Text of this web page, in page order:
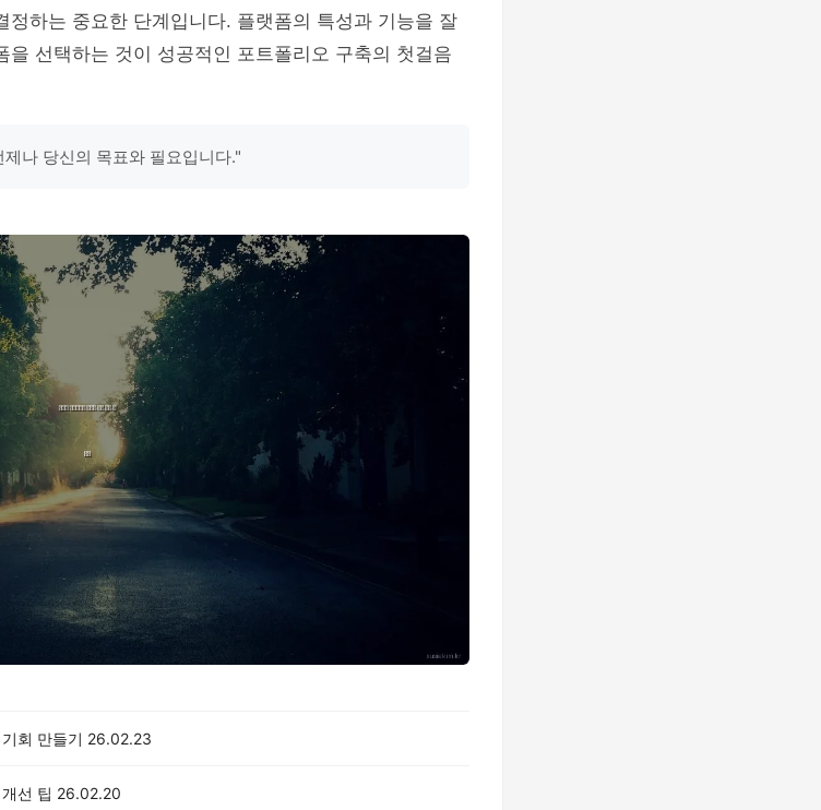
정하는 중요한 단계입니다. 플랫폼의 특성과 기능을 잘
을 선택하는 것이 성공적인 포트폴리오 구축의 첫걸음
나 당신의 목표와 필요입니다."
회 만들기 26.02.23
선 팁 26.02.20